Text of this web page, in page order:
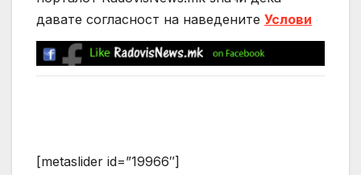
давате согласност на нaведените Услови
[metaslider id=”19966″]